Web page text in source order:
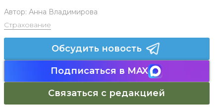
Автор: Анна Владимирова
Страхование
Обсудить новость
Подписаться в MAX
Связаться с редакцией